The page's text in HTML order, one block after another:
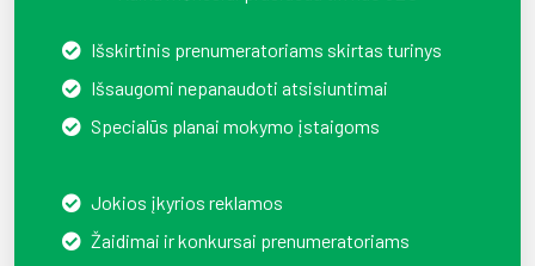
Išskirtinis prenumeratoriams skirtas turinys
Išsaugomi nepanaudoti atsisiuntimai
Specialūs planai mokymo įstaigoms
Jokios įkyrios reklamos
Žaidimai ir konkursai prenumeratoriams